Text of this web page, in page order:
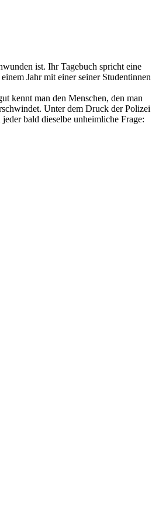
ist. Ihr Tagebuch spricht eine
Jahr mit einer seiner Studentinnen
kennt man den Menschen, den man
Unter dem Druck der Polizei
bald dieselbe unheimliche Frage: